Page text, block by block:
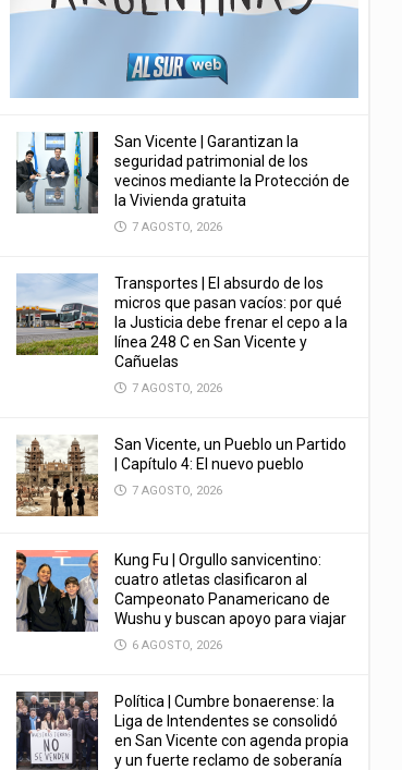
San Vicente | Garantizan la
seguridad patrimonial de los
vecinos mediante la Protección de
la Vivienda gratuita
7 AGOSTO, 2026
Transportes | El absurdo de los
micros que pasan vacíos: por qué
la Justicia debe frenar el cepo a la
línea 248 C en San Vicente y
Cañuelas
7 AGOSTO, 2026
San Vicente, un Pueblo un Partido
| Capítulo 4: El nuevo pueblo
7 AGOSTO, 2026
Kung Fu | Orgullo sanvicentino:
cuatro atletas clasificaron al
Campeonato Panamericano de
Wushu y buscan apoyo para viajar
6 AGOSTO, 2026
Política | Cumbre bonaerense: la
Liga de Intendentes se consolidó
en San Vicente con agenda propia
y un fuerte reclamo de soberanía